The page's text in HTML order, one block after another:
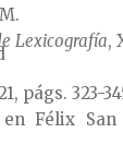
Lexicografía,
págs. 323-
Félix San